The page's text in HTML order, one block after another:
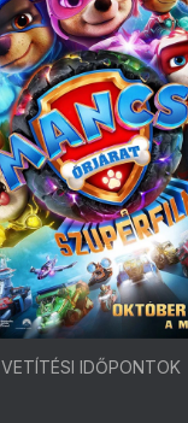
VETÍTÉSI IDŐPONTOK